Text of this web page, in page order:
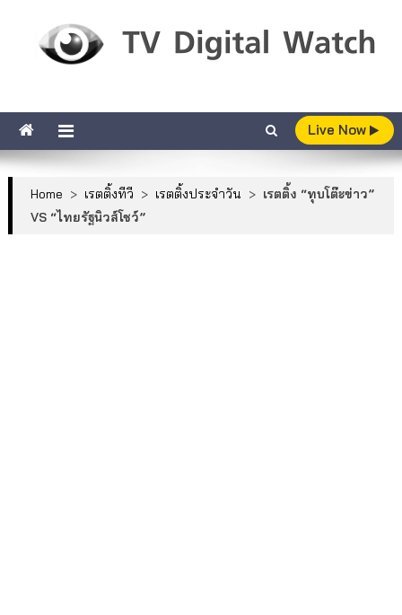
Live Now
Home > เรตติ้งทีวี > เรตติ้งประจำวัน > เรตติ้ง “ทุบโต๊ะข่าว”
VS “ไทยรัฐนิวส์โชว์”